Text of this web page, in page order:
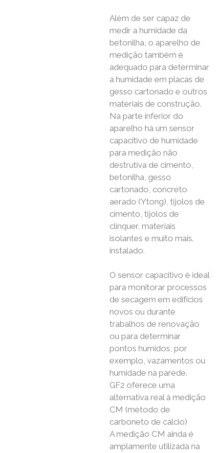
Além de ser capaz de
medir a humidade da
betonilha, o aparelho de
medição também é
adequado para determinar
a humidade em placas de
gesso cartonado e outros
materiais de construção.
Na parte inferior do
aparelho há um sensor
capacitivo de humidade
para medição não
destrutiva de cimento,
betonilha, gesso
cartonado, concreto
aerado (Ytong), tijolos de
cimento, tijolos de
clínquer, materiais
isolantes e muito mais.
instalado.
O sensor capacitivo é ideal
para monitorar processos
de secagem em edifícios
novos ou durante
trabalhos de renovação
ou para determinar
pontos húmidos, por
exemplo, vazamentos ou
humidade na parede.
GF2 oferece uma
alternativa real à medição
CM (método de
carboneto de cálcio)
A medição CM ainda é
amplamente utilizada na